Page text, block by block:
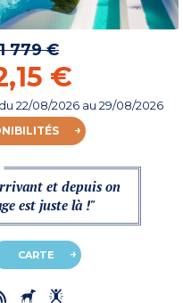
1 779 €
€
du 22/08/2026 au 29/08/2026
et depuis on
est juste là !"
CARTE